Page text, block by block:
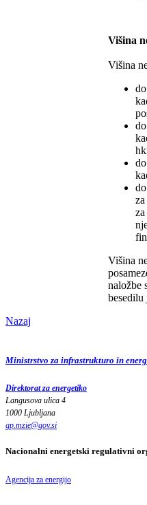
Višina
Višina
Višina
naložbe
besedilu
Nazaj
Ministrstvo za infrastrukturo in
Direktorat za energetiko
Langusova ulica 4
1000 Ljubljana
gp.mzie@gov.si
Nacionalni energetski regulativni
Agencija za energijo